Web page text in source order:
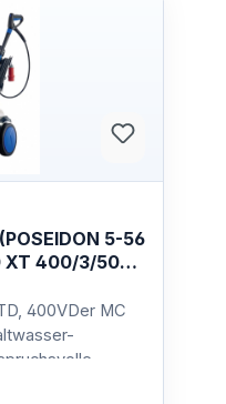
5-56
XT 400/3/50
400VDer MC